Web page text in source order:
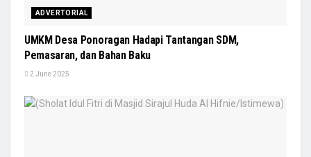
ADVERTORIAL
UMKM Desa Ponoragan Hadapi Tantangan SDM,
Pemasaran, dan Bahan Baku
2 June 2025